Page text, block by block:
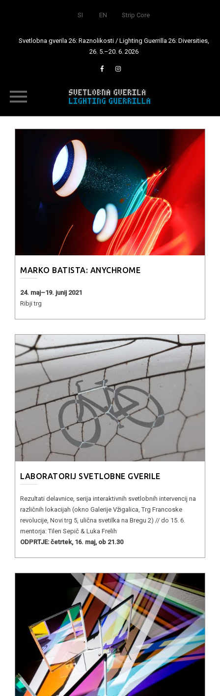
SI EN Strip Core
Svetlobna gverila 26: Raznolikosti / Lighting Guerrilla 26: Diversities,
26. 5.–20. 6. 2026
MARKO BATISTA: ANYCHROME
24. maj–19. junij 2021
Ribji trg
LABORATORIJ SVETLOBNE GVERILE
Rezultati delavnice, serija interaktivnih svetlobnih intervencij na
različnih lokacijah (okno Galerije Vžigalica, Trg Francoske
revolucije, Novi trg 5, ulična svetilka na Bregu 2) // do 15. 6.
mentorja: Tilen Sepič & Luka Frelih
ODPRTJE: četrtek, 16. maj, ob 21.30